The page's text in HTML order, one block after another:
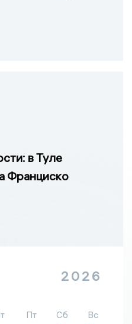
в Туле
Франциско
2026
Пт Сб
Вс